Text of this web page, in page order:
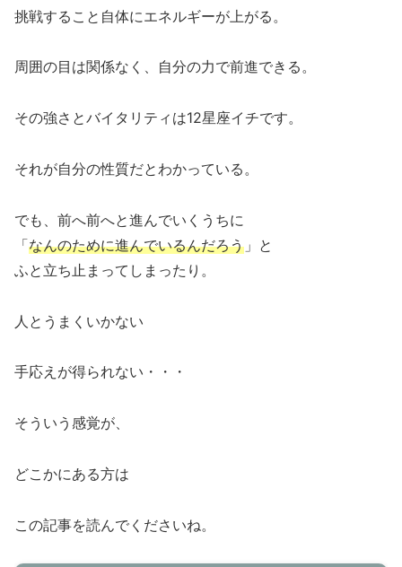
挑戦すること自体にエネルギーが上がる。
周囲の目は関係なく、自分の力で前進できる。
その強さとバイタリティは12星座イチです。
それが自分の性質だとわかっている。
でも、前へ前へと進んでいくうちに
「なんのために進んでいるんだろう 」と
ふと立ち止まってしまったり。
人とうまくいかない
手応えが得られない・・・
そういう感覚が、
どこかにある方は
この記事を読んでくださいね。